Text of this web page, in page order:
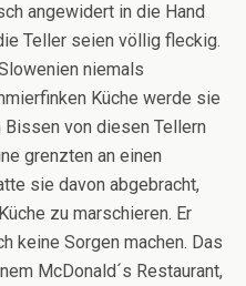
angewidert in die Hand
Teller seien völlig fleckig.
niemals
Küche werde sie
von diesen Tellern
grenzten an einen
sie davon abgebracht,
zu marschieren. Er
keine Sorgen machen. Das
McDonald´s Restaurant,